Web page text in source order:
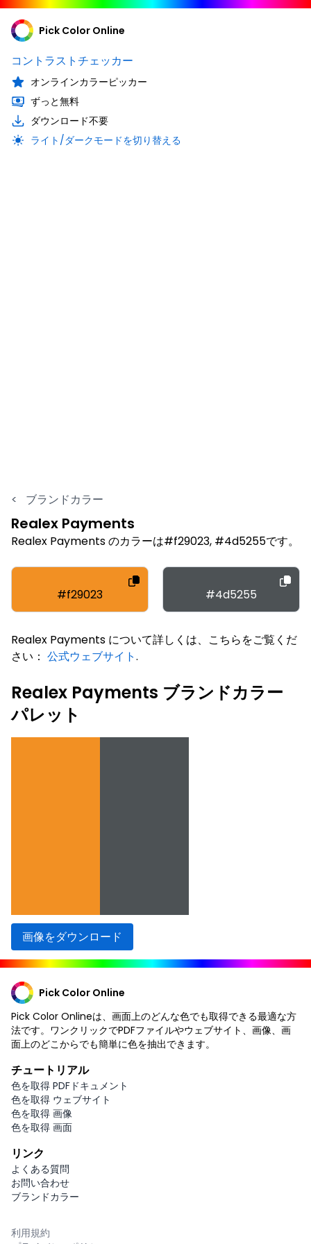
Pick Color Online
コントラストチェッカー
オンラインカラーピッカー
ずっと無料
ダウンロード不要
ライト/ダークモードを切り替える
< ブランドカラー
Realex Payments
Realex Payments のカラーは#f29023, #4d5255です。
#f29023 #4d5255
Realex Payments について詳しくは、こちらをご覧くだ
さい： 公式ウェブサイト.
Realex Payments ブランドカラー
パレット
画像をダウンロード
Pick Color Online
Pick Color Onlineは、画面上のどんな色でも取得できる最適な方
法です。ワンクリックでPDFファイルやウェブサイト、画像、画
面上のどこからでも簡単に色を抽出できます。
チュートリアル
色を取得 PDFドキュメント
色を取得 ウェブサイト
色を取得 画像
色を取得 画面
リンク
よくある質問
お問い合わせ
ブランドカラー
利用規約